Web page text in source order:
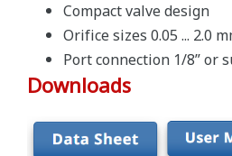
Compact valve design
Orifice sizes 0.05 ... 2.0
Port connection 1/8” or
Downloads